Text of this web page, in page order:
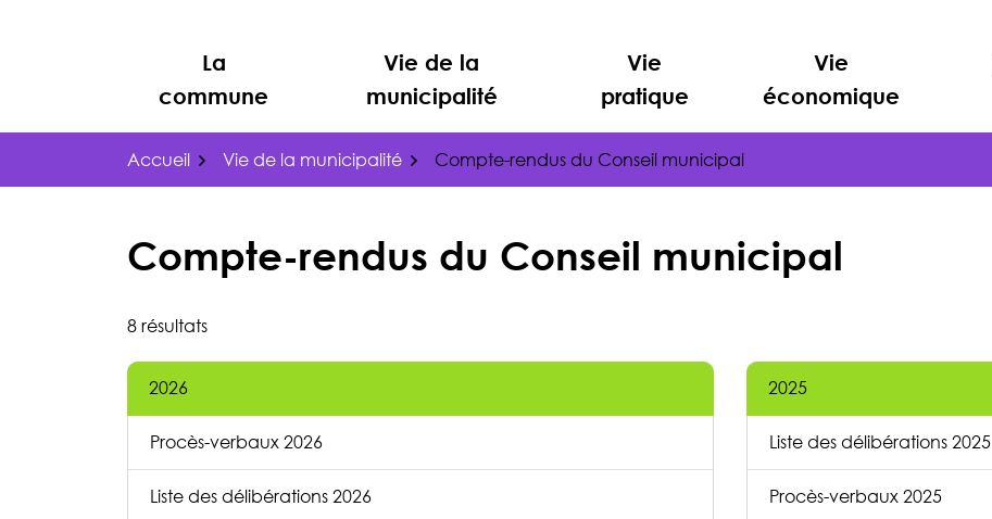
La
commune
Vie de la
municipalité
Vie
pratique
Vie
économique
Accueil Vie de la municipalité Compte-rendus du Conseil municipal
Compte-rendus du Conseil municipal
Liste des compte-rendus
8 résultats
2026
Procès-verbaux 2026
Liste des délibérations 2026
2025
Liste des délibérations 2025
Procès-verbaux 2025